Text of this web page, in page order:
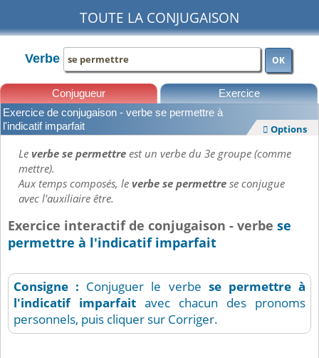
TOUTE LA CONJUGAISON
Verbe OK
Conjugueur Exercice
Leçons
Exercice de conjugaison - verbe se permettre à
l'indicatif imparfait
 Options
Leverbe se permettreest un verbe du 3e groupe (comme
mettre).
Aux temps composés, leverbe se permettrese conjugue
avec l'auxiliaire être.
Exercice interactif de conjugaison - verbe se
permettre à l'indicatif imparfait
Consigne : Conjuguer le verbe se permettre à
l'indicatif imparfait avec chacun des pronoms
personnels, puis cliquer sur Corriger.